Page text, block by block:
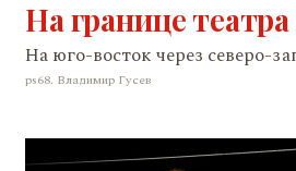
На границе театра
На юго-восток через северо-
ps68. Владимир Гусев